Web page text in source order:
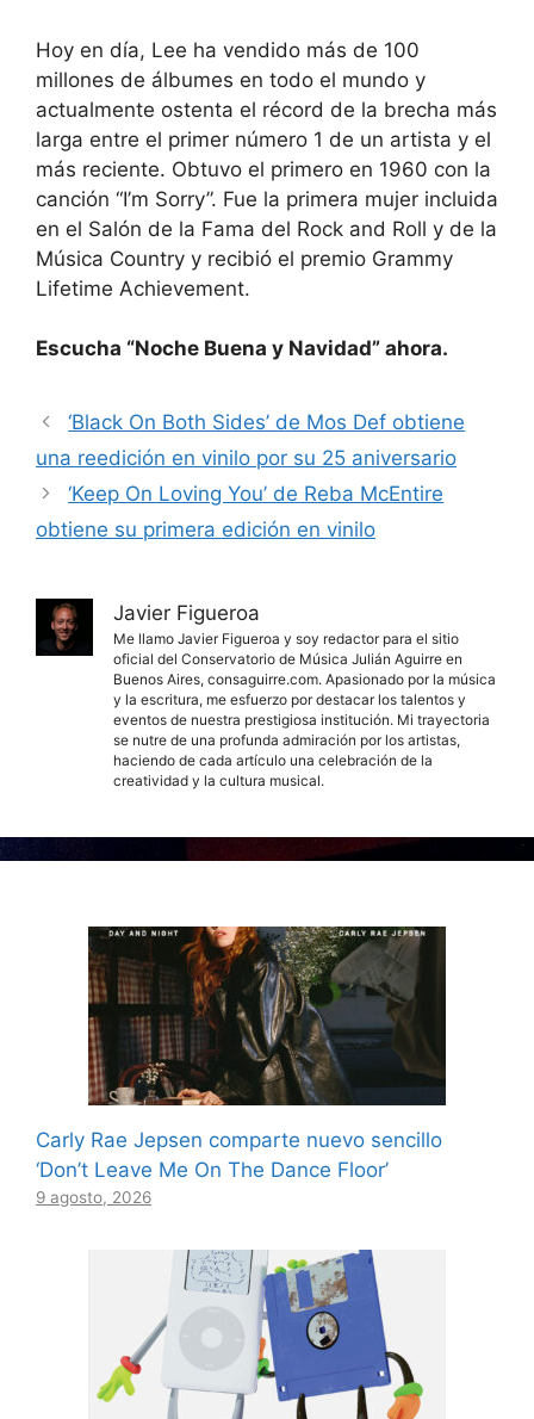
Hoy en día, Lee ha vendido más de 100
millones de álbumes en todo el mundo y
actualmente ostenta el récord de la brecha más
larga entre el primer número 1 de un artista y el
más reciente. Obtuvo el primero en 1960 con la
canción “I’m Sorry”. Fue la primera mujer incluida
en el Salón de la Fama del Rock and Roll y de la
Música Country y recibió el premio Grammy
Lifetime Achievement.
Escucha “Noche Buena y Navidad” ahora.
‘Black On Both Sides’ de Mos Def obtiene
una reedición en vinilo por su 25 aniversario
‘Keep On Loving You’ de Reba McEntire
obtiene su primera edición en vinilo
Javier Figueroa
Me llamo Javier Figueroa y soy redactor para el sitio
oficial del Conservatorio de Música Julián Aguirre en
Buenos Aires, consaguirre.com. Apasionado por la música
y la escritura, me esfuerzo por destacar los talentos y
eventos de nuestra prestigiosa institución. Mi trayectoria
se nutre de una profunda admiración por los artistas,
haciendo de cada artículo una celebración de la
creatividad y la cultura musical.
Carly Rae Jepsen comparte nuevo sencillo
‘Don’t Leave Me On The Dance Floor’
9 agosto, 2026